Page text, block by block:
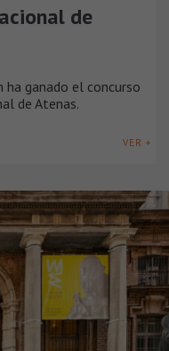
de
ganado el concurso
de Atenas.
VER +